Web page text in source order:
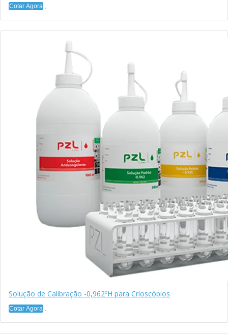
Cotar Agora
Solução de Calibração -0,962ºH para Crioscópios
Cotar Agora